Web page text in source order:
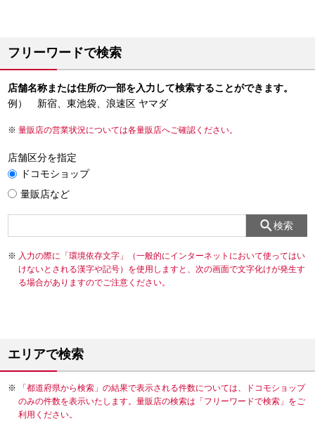
フリーワードで検索
店舗名称または住所の一部を入力して検索することができます。
例） 新宿、東池袋、浪速区 ヤマダ
量販店の営業状況については各量販店へご確認ください。
店舗区分を指定
ドコモショップ
量販店など
検索
入力の際に「環境依存文字」（一般的にインターネットにおいて使ってはい
けないとされる漢字や記号）を使用しますと、次の画面で文字化けが発生す
る場合がありますのでご注意ください。
エリアで検索
「都道府県から検索」の結果で表示される件数については、ドコモショップ
のみの件数を表示いたします。量販店の検索は「フリーワードで検索」をご
利用ください。